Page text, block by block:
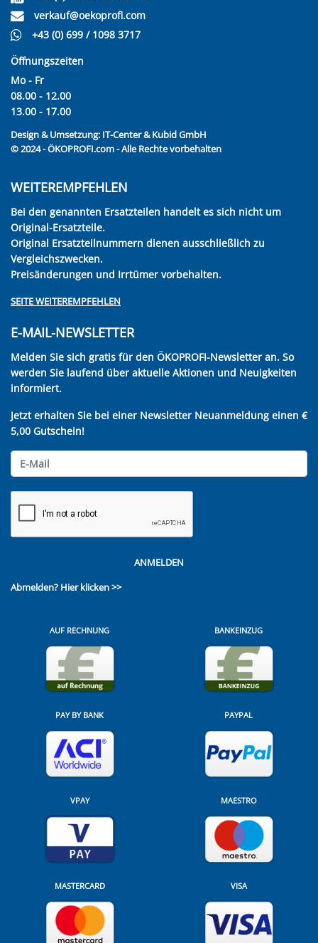
verkauf@oekoprofi.com
+43 (0) 699 / 1098 3717
Öffnungszeiten
Mo - Fr
08.00 - 12.00
13.00 - 17.00
Design & Umsetzung: IT-Center & Kubid GmbH
© 2024 - ÖKOPROFI.com - Alle Rechte vorbehalten
WEITEREMPFEHLEN
Bei den genannten Ersatzteilen handelt es sich nicht um
Original-Ersatzteile.
Original Ersatzteilnummern dienen ausschließlich zu
Vergleichszwecken.
Preisänderungen und Irrtümer vorbehalten.
SEITE WEITEREMPFEHLEN
E-MAIL-NEWSLETTER
Melden Sie sich gratis für den ÖKOPROFI-Newsletter an. So
werden Sie laufend über aktuelle Aktionen und Neuigkeiten
informiert.
Jetzt erhalten Sie bei einer Newsletter Neuanmeldung einen €
5,00 Gutschein!
ANMELDEN
Abmelden? Hier klicken >>
AUF RECHNUNG BANKEINZUG
PAY BY BANK PAYPAL
VPAY MAESTRO
MASTERCARD VISA